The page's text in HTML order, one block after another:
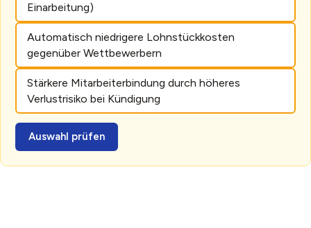
Einarbeitung)
Automatisch niedrigere Lohnstückkosten
gegenüber Wettbewerbern
Stärkere Mitarbeiterbindung durch höheres
Verlustrisiko bei Kündigung
Auswahl prüfen